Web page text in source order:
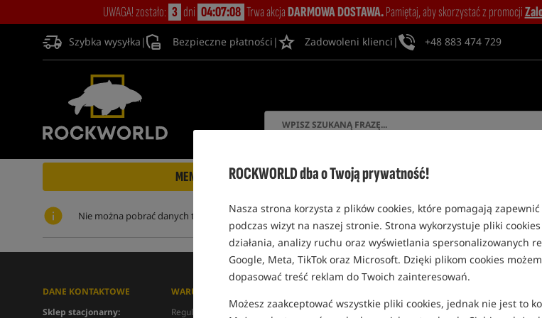
ROCKWORLD dba o Twoją prywatność!
Nasza strona korzysta z plików cookies, które pomagają
podczas wizyt na naszej stronie. Strona wykorzystuje pliki
działania, analizy ruchu oraz wyświetlania spersonalizowanych
Google, Meta, TikTok oraz Microsoft. Dzięki plikom cookies
dopasować treść reklam do Twoich zainteresowań.
Możesz zaakceptować wszystkie pliki cookies, jednak nie jest to
UWAGA! zostało: 3 dni 04:07:08 Trwa akcjaDARMOWA DOSTAWA.Pamiętaj, aby skorzystać z promocji
Szybka wysyłka | Bezpieczne płatności | Zadowoleni klienci | +48 883 474 729
MENU
Nie można pobrać danych tej informacji.
DANE KONTAKTOWE
Sklep stacjonarny:
WARUNKI ZAKUPU
Regulamin
Kilka słów o Rockworld
Logowanie